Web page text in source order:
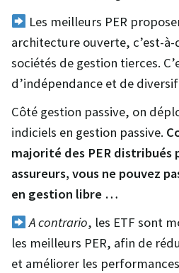
Les meilleurs PER
architecture ouverte, c’est-à-
sociétés de gestion tierces.
d’indépendance et de
Côté gestion passive, on
indiciels en gestion passive.
majorité des PER distribués
assureurs, vous ne pouvez
en gestion libre …
A contrario, les ETF sont
les meilleurs PER, afin de
et améliorer les